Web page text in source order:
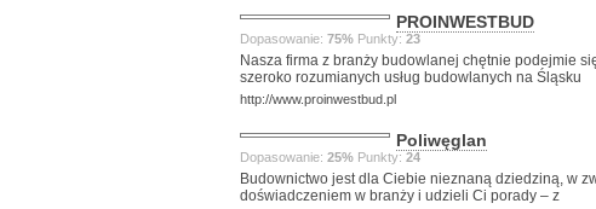
PROINWESTBUD
Dopasowanie: 75% Punkty: 23
Nasza firma z branży budowlanej chętnie podejmie
szeroko rozumianych usług budowlanych na Śląsku
http://www.proinwestbud.pl
Poliwęglan
Dopasowanie: 25% Punkty: 24
Budownictwo jest dla Ciebie nieznaną dziedziną, w
doświadczeniem w branży i udzieli Ci porady – z